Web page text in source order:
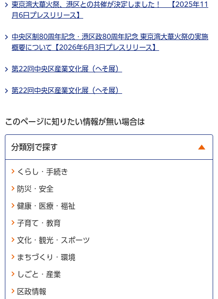
東京湾大華火祭、港区との共催が決定しました！ 【2025年11
月6日プレスリリース】
中央区制80周年記念・港区政80周年記念 東京湾大華火祭の実施
概要について【2026年6月3日プレスリリース】
第22回中央区産業文化展（へそ展）
第22回中央区産業文化展（へそ展）
このページに知りたい情報が無い場合は
分類別で探す
くらし・手続き
防災・安全
健康・医療・福祉
子育て・教育
文化・観光・スポーツ
まちづくり・環境
しごと・産業
区政情報